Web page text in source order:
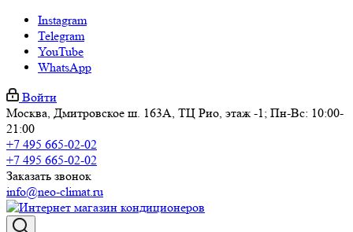
Instagram
Telegram
YouTube
WhatsApp
Войти
Москва, Дмитровское ш. 163А, ТЦ Рио, этаж -1; Пн-Вс: 10:00-
21:00
+7 495 665-02-02
+7 495 665-02-02
Заказать звонок
info@neo-climat.ru